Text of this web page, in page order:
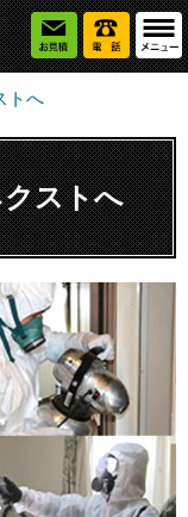
トへ
ストへ